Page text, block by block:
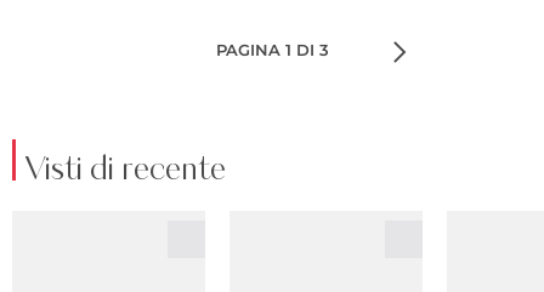
PAGINA 1 DI 3
Visti di recente